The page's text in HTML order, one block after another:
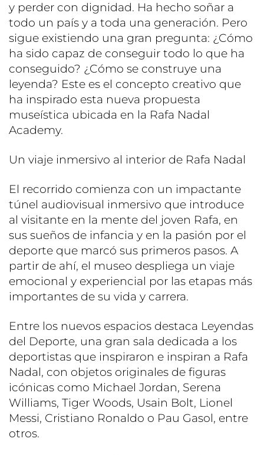
y perder con dignidad. Ha hecho soñar a
todo un país y a toda una generación. Pero
sigue existiendo una gran pregunta: ¿Cómo
ha sido capaz de conseguir todo lo que ha
conseguido? ¿Cómo se construye una
leyenda? Este es el concepto creativo que
ha inspirado esta nueva propuesta
museística ubicada en la Rafa Nadal
Academy.
Un viaje inmersivo al interior de Rafa Nadal
El recorrido comienza con un impactante
túnel audiovisual inmersivo que introduce
al visitante en la mente del joven Rafa, en
sus sueños de infancia y en la pasión por el
deporte que marcó sus primeros pasos. A
partir de ahí, el museo despliega un viaje
emocional y experiencial por las etapas más
importantes de su vida y carrera.
Entre los nuevos espacios destaca Leyendas
del Deporte, una gran sala dedicada a los
deportistas que inspiraron e inspiran a Rafa
Nadal, con objetos originales de figuras
icónicas como Michael Jordan, Serena
Williams, Tiger Woods, Usain Bolt, Lionel
Messi, Cristiano Ronaldo o Pau Gasol, entre
otros.